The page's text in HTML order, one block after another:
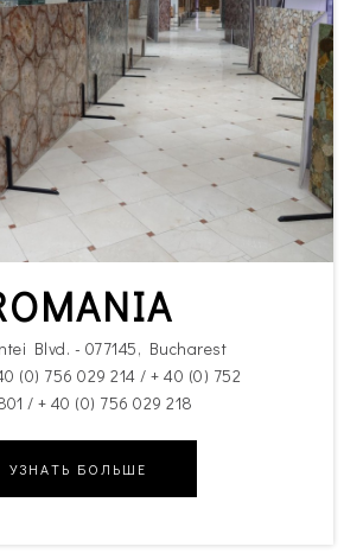
Blvd. - 077145, Bucharest
(0) 756 029 214 / + 40 (0) 752
/ + 40 (0) 756 029 218
УЗНАТЬ БОЛЬШЕ